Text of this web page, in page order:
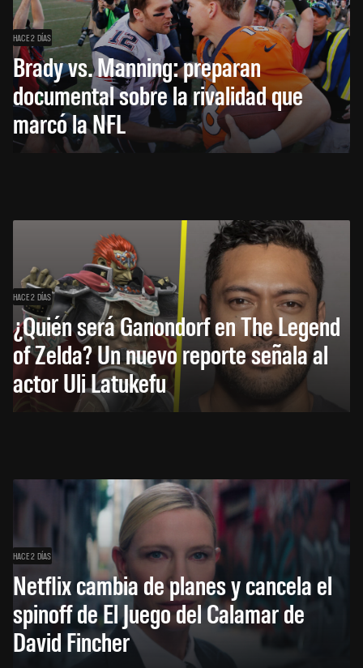
HACE 2 DÍAS
Brady vs. Manning: preparan
documental sobre la rivalidad que
marcó la NFL
HACE 2 DÍAS
¿Quién será Ganondorf en The Legend
of Zelda? Un nuevo reporte señala al
actor Uli Latukefu
HACE 2 DÍAS
Netflix cambia de planes y cancela el
spinoff de El Juego del Calamar de
David Fincher